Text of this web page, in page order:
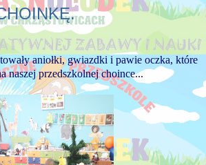
aniołki, gwiazdki i pawie oczka, które
naszej przedszkolnej choince...